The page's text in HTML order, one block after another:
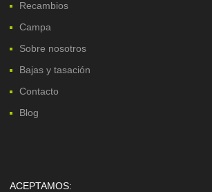
Recambios
Campa
Sobre nosotros
Bajas y tasación
Contacto
Blog
ACEPTAMOS: